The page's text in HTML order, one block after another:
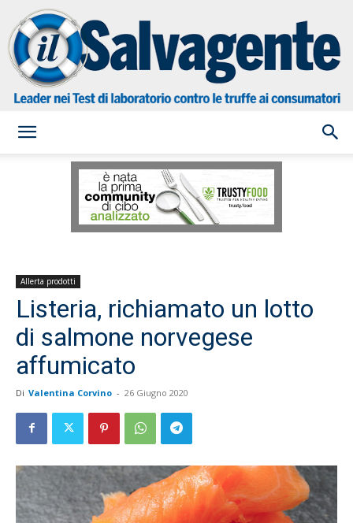
Salvagente
Allerta prodotti
Listeria, richiamato un lotto
di salmone norvegese
affumicato
Di Valentina Corvino - 26 Giugno 2020